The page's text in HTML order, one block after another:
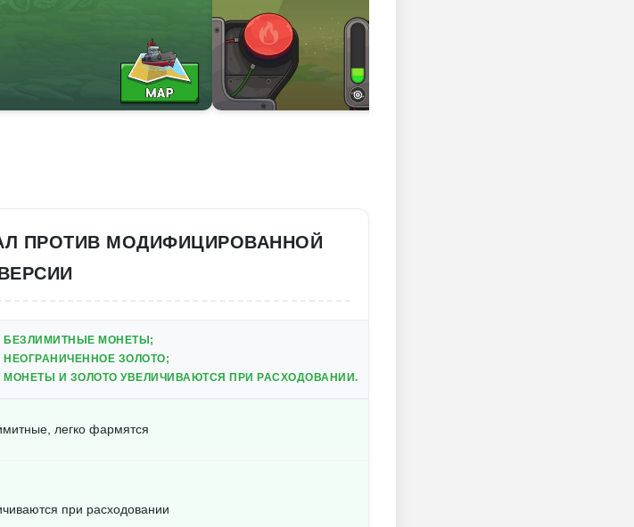
ПРОТИВ МОДИФИЦИРОВАННОЙ
БЕЗЛИМИТНЫЕ МОНЕТЫ;
НЕОГРАНИЧЕННОЕ ЗОЛОТО;
МОНЕТЫ И ЗОЛОТО УВЕЛИЧИВАЮТСЯ ПРИ РАСХОДОВАНИИ.
легко фармятся
при расходовании